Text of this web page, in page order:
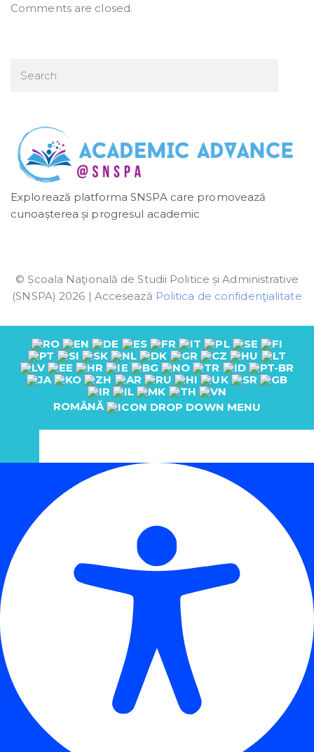
Comments are closed.
Explorează platforma SNSPA care promovează
cunoașterea și progresul academic
© Școala Naţională de Studii Politice și Administrative
(SNSPA) 2026 | Accesează Politica de confidenţialitate
ROMÂNĂ